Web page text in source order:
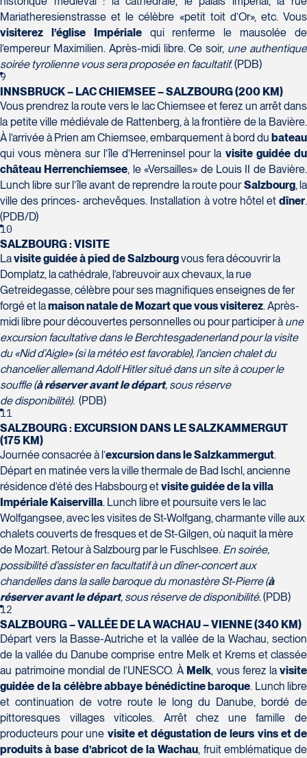
Mariatheresienstrasse et le célèbre «petit toit d’Or», etc. Vous
visiterez
l’église Impérialequi renferme le mausolée de
l’empereur Maximilien. Après-midi libre. Ce soir, une authentique
soirée tyrolienne vous sera proposée en facultatif. (PDB)
9
INNSBRUCK – LAC CHIEMSEE – SALZBOURG (200 KM)
Vous prendrez la route vers le lac Chiemsee et ferez un arrêt dans
la petite ville médiévale de Rattenberg, à la frontière de la Bavière.
À l’arrivée à Prien am Chiemsee, embarquement à bord du bateau
qui vous mènera sur l’île d’Herreninsel pour la visite guidée du
château Herrenchiemsee, le «Versailles» de Louis II de Bavière.
Lunch libre sur l’île avant de reprendre la route pourSalzbourg, la
ville des princes- archevêques. Installation à votre hôtel et dîner.
(PDB/D)
10
SALZBOURG : VISITE
Lavisite guidée à pied de Salzbourgvous fera découvrir la
Domplatz, la cathédrale, l’abreuvoir aux chevaux, la rue
Getreidegasse, célèbre pour ses magnifiques enseignes de fer
forgé et lamaison natale de Mozart que vous visiterez. Après-
midi libre pour découvertes personnelles ou pour participer à une
excursion facultative dans le Berchtesgadenerland pour la visite
du «Nid d’Aigle» (si la météo est favorable), l’ancien chalet du
chancelier allemand Adolf Hitler situé dans un site à couper le
souffle (à réserver avant le départ, sous réserve
de disponibilité). (PDB)
11
SALZBOURG : EXCURSION DANS LE SALZKAMMERGUT
(175 KM)
Journée consacrée à l’excursion dans le Salzkammergut.
Départ en matinée vers la ville thermale de Bad Ischl, ancienne
résidence d’été des Habsbourg etvisite guidée de la villa
Impériale Kaiservilla. Lunch libre et poursuite vers le lac
Wolfgangsee, avec les visites de St-Wolfgang, charmante ville aux
chalets couverts de fresques et de St-Gilgen, où naquit la mère
de Mozart. Retour à Salzbourg par le Fuschlsee. En soirée,
possibilité d’assister en facultatif à un dîner-concert aux
chandelles dans la salle baroque du monastère St-Pierre (à
réserver avant le départ, sous réserve de disponibilité.(PDB)
12
SALZBOURG – VALLÉE DE LA WACHAU – VIENNE (340 KM)
Départ vers la Basse-Autriche et la vallée de la Wachau, section
de la vallée du Danube comprise entre Melk et Krems et classée
au patrimoine mondial de l’UNESCO. À Melk, vous ferez la visite
guidée de la célèbre abbaye bénédictine baroque. Lunch libre
et continuation de votre route le long du Danube, bordé de
pittoresques villages viticoles. Arrêt chez une famille de
producteurs pour une visite et dégustation de leurs vins et de
produits à base d’abricot de la Wachau, fruit emblématique de
Voyages Transat St-Bruno
117 Boulevard Les Promenades -
Promenades St-Bruno
Saint-Bruno-de-Montarville
J3V 5K2
Tél :450-441-1220 / 1-833-487-9323
Voyages Plein Soleil
4100 Boulevard de l'Auvergne - Suite 108
Québec
G2C 1T8
Tél :418-847-1023 / 1-888-686-0049
Voyages Thomassin St-Hilaire
1100 Boulevard de La Chaudière #129
Québec
G1Y 0A1
Tél :